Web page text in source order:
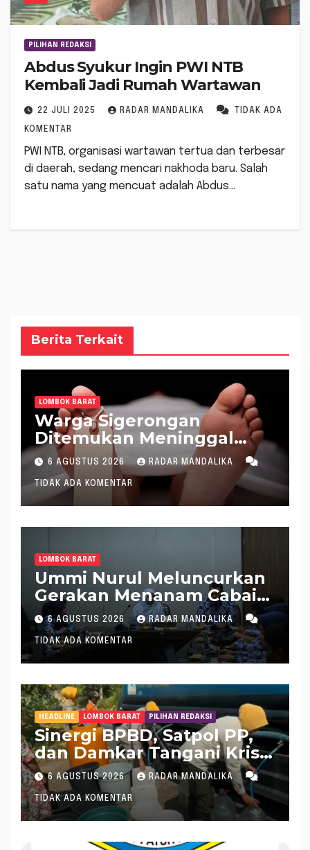
PILIHAN REDAKSI
Abdus Syukur Ingin PWI NTB
Kembali Jadi Rumah Wartawan
22 JULI 2025 RADAR MANDALIKA TIDAK ADA
KOMENTAR
PWI NTB, organisasi wartawan tertua dan terbesar
di daerah, sedang mencari nakhoda baru. Salah
satu nama yang mencuat adalah Abdus…
Berita Terkait
LOMBOK BARAT
Warga Sigerongan
Ditemukan Meninggal
saat Setrum Ikan di
Sungai
6 AGUSTUS 2026 RADAR MANDALIKA
TIDAK ADA KOMENTAR
LOMBOK BARAT
Ummi Nurul Meluncurkan
Gerakan Menanam Cabai
Tangani Inflasi
6 AGUSTUS 2026 RADAR MANDALIKA
TIDAK ADA KOMENTAR
HEADLINE LOMBOK BARAT PILIHAN REDAKSI
Sinergi BPBD, Satpol PP,
dan Damkar Tangani Krisis
Air Bersih di Lobar
6 AGUSTUS 2026 RADAR MANDALIKA
TIDAK ADA KOMENTAR